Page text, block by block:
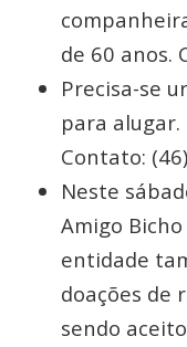
de 60 anos.
Precisa-se
para alugar.
Contato:
Neste
Amigo
entidade
doações de
sendo